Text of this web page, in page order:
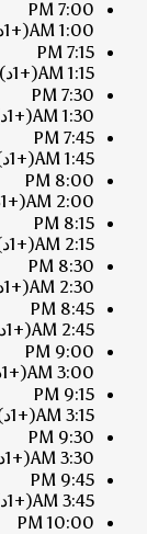
7:00 PM
1:00 AM
(+1د)
7:15 PM
1:15 AM
(+1د)
7:30 PM
1:30 AM
(+1د)
7:45 PM
1:45 AM
(+1د)
8:00 PM
2:00 AM
(+1د)
8:15 PM
2:15 AM
(+1د)
8:30 PM
2:30 AM
(+1د)
8:45 PM
2:45 AM
(+1د)
9:00 PM
3:00 AM
(+1د)
9:15 PM
3:15 AM
(+1د)
9:30 PM
3:30 AM
(+1د)
9:45 PM
3:45 AM
(+1د)
10:00 PM